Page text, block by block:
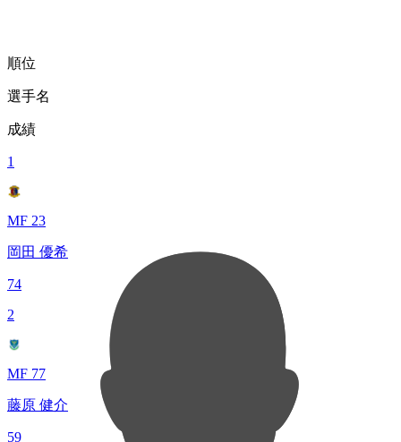
順位
選手名
成績
1
MF 23
岡田 優希
74
2
MF 77
藤原 健介
59